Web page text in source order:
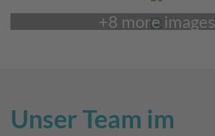
+8 more images
Unser Team im